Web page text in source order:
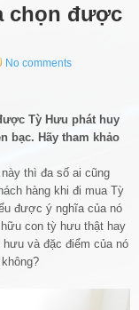
chọn được
No comments
Tỳ Hưu phát huy
bạc. Hãy tham khảo
thì đa số ai cũng
hàng khi đi mua Tỳ
được ý nghĩa của nó
con tỳ hưu thật hay
và đặc điểm của nó